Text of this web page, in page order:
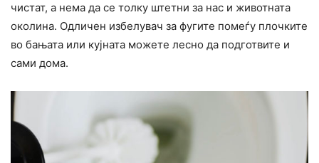
чистат, а нема да се толку штетни за нас и животната
околина. Одличен избелувач за фугите помеѓу плочките
во бањата или кујната можете лесно да подготвите и
сами дома.